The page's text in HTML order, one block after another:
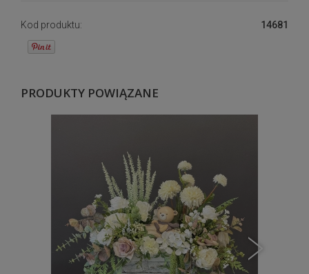
Kod produktu: 14681
PRODUKTY POWIĄZANE